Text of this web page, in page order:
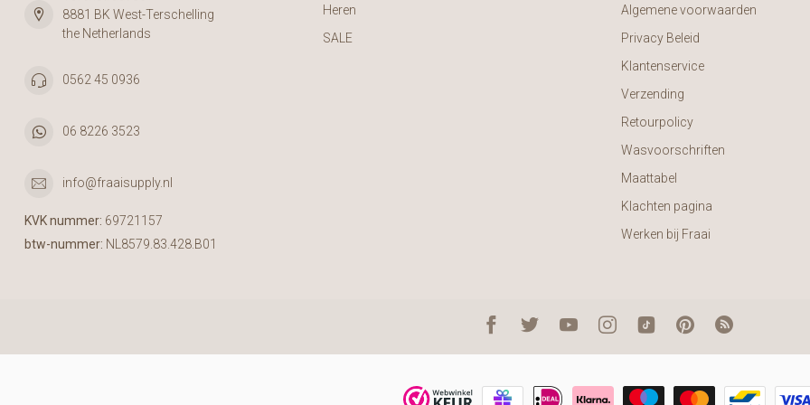
8881 BK West-Terschelling
the Netherlands
0562 45 0936
06 8226 3523
info@fraaisupply.nl
KVK nummer: 69721157
btw-nummer: NL8579.83.428.B01
Heren
SALE
Algemene voorwaarden
Privacy Beleid
Klantenservice
Verzending
Retourpolicy
Wasvoorschriften
Maattabel
Klachten pagina
Werken bij Fraai